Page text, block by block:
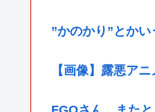
”かのかり”とか
【画像】露悪ア